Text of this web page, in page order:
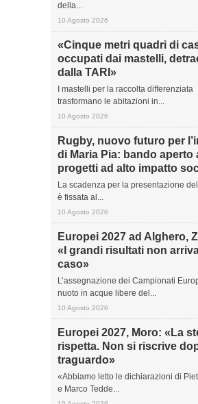
della...
10 Agosto 2026
«Cinque metri quadri di
occupati dai mastelli,
dalla TARI»
I mastelli per la raccolta differenziata
trasformano le abitazioni in...
10 Agosto 2026
Rugby, nuovo futuro per
di Maria Pia: bando aperto
progetti ad alto impatto
La scadenza per la presentazione
è fissata al...
10 Agosto 2026
Europei 2027 ad Alghero,
«I grandi risultati non
caso»
L’assegnazione dei Campionati
nuoto in acque libere del...
10 Agosto 2026
Europei 2027, Moro: «La
rispetta. Non si riscrive
traguardo»
«Abbiamo letto le dichiarazioni di
e Marco Tedde...